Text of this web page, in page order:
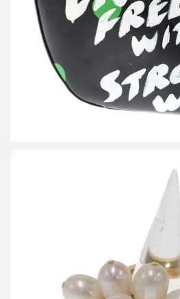
詳しく見る
ジルサンダー パー
買取金額18,000